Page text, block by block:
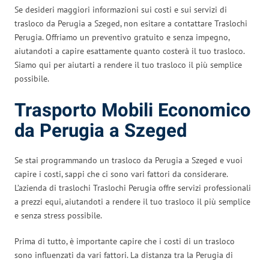
Se desideri maggiori informazioni sui costi e sui servizi di
trasloco da Perugia a Szeged, non esitare a contattare Traslochi
Perugia. Offriamo un preventivo gratuito e senza impegno,
aiutandoti a capire esattamente quanto costerà il tuo trasloco.
Siamo qui per aiutarti a rendere il tuo trasloco il più semplice
possibile.
Trasporto Mobili Economico
da Perugia a Szeged
Se stai programmando un trasloco da Perugia a Szeged e vuoi
capire i costi, sappi che ci sono vari fattori da considerare.
L’azienda di traslochi Traslochi Perugia offre servizi professionali
a prezzi equi, aiutandoti a rendere il tuo trasloco il più semplice
e senza stress possibile.
Prima di tutto, è importante capire che i costi di un trasloco
sono influenzati da vari fattori. La distanza tra la Perugia di